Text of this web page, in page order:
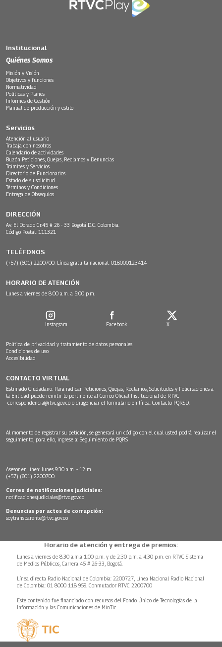
Institucional
Quiénes Somos
Misión y Visión
Objetivos y funciones
Normatividad
Políticas y Planes
Informes de Gestión
Manual de producción y estilo
Servicios
Atención al usuario
Trabaja con nosotros
Calendario de actividades
Buzón Peticiones, Quejas, Reclamos y Denuncias
Trámites y Servicios
Directorio de Funcionarios
Estado de su solicitud
Términos y Condiciones
Entrega de Obsequios
DIRECCIÓN
Av. El Dorado Cr.45 # 26 - 33 Bogotá D.C. Colombia.
Código Postal: 111321
TELÉFONOS
(+57) (601) 2200700. Línea gratuita nacional: 018000123414
HORARIO DE ATENCIÓN
Lunes a viernes de 8:00 a.m. a 5:00 p.m.
Instagram Facebook X
Política de privacidad y tratamiento de datos personales
Condiciones de uso
Accesibilidad
CONTACTO VIRTUAL
Estimado Ciudadano: Para radicar Peticiones, Quejas, Reclamos, Solicitudes y Felicitaciones a
la Entidad puede remitir lo pertinente al Correo Oficial Institucional de RTVC
correspondencia@rtvc.gov.co o diligenciar el formulario en línea: Contacto PQRSD.
Al momento de registrar su petición, se generará un código con el cual usted podrá realizar el
seguimiento, para ello, ingrese a: Seguimiento de PQRS
Asesor en línea: lunes 9:30 a.m. - 12 m
(+57) (601) 2200700
Correo de notificaciones judiciales:
notificacionesjudiciales@rtvc.gov.co
Denuncias por actos de corrupción:
soytransparente@rtvc.gov.co
Horario de atención y entrega de premios:
Lunes a viernes de 8:30 a.m.a 1:00 p.m. y de 2:30 p.m. a 4:30 p.m. en RTVC Sistema
de Medios Públicos, Carrera 45 # 26-33, Bogotá.
Línea directa Radio Nacional de Colombia: 2200727, Línea Nacional Radio Nacional
de Colombia: 01 8000 118 959. Conmutador RTVC 2200700
Este contenido fue financiado con recursos del Fondo Único de Tecnologías de la
Información y las Comunicaciones de MinTic.